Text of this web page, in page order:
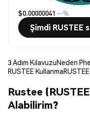
$0.00000041 --%
Şimdi RUSTEE
3 Adım KılavuzuNeden
RUSTEE Kullanma
Rustee
Alabilirim?